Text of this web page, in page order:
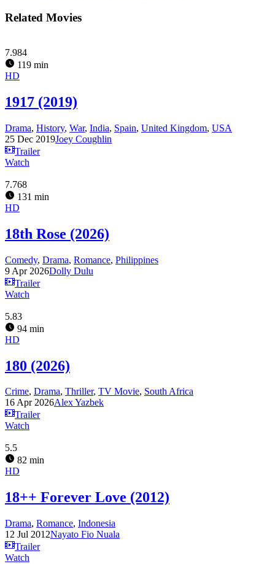
Related Movies
7.984
119 min
HD
1917 (2019)
Drama, History, War, India, Spain, United Kingdom, USA
25 Dec 2019Joey Coughlin
Trailer
Watch
7.768
131 min
HD
18th Rose (2026)
Comedy, Drama, Romance, Philippines
9 Apr 2026Dolly Dulu
Trailer
Watch
5.83
94 min
HD
180 (2026)
Crime, Drama, Thriller, TV Movie, South Africa
16 Apr 2026Alex Yazbek
Trailer
Watch
5.5
82 min
HD
18++ Forever Love (2012)
Drama, Romance, Indonesia
12 Jul 2012Nayato Fio Nuala
Trailer
Watch